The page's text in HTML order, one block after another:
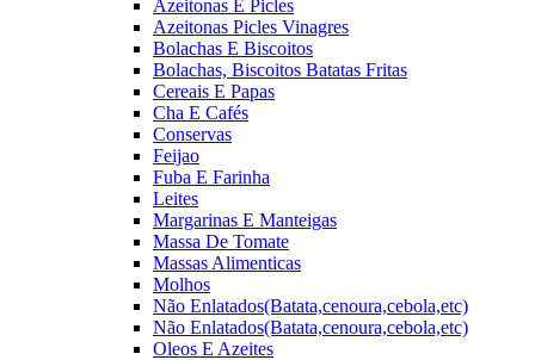
Azeitonas E Picles
Azeitonas Picles Vinagres
Bolachas E Biscoitos
Bolachas, Biscoitos Batatas Fritas
Cereais E Papas
Cha E Cafés
Conservas
Feijao
Fuba E Farinha
Leites
Margarinas E Manteigas
Massa De Tomate
Massas Alimenticas
Molhos
Não Enlatados(Batata,cenoura,cebola,etc)
Não Enlatados(Batata,cenoura,cebola,etc)
Oleos E Azeites